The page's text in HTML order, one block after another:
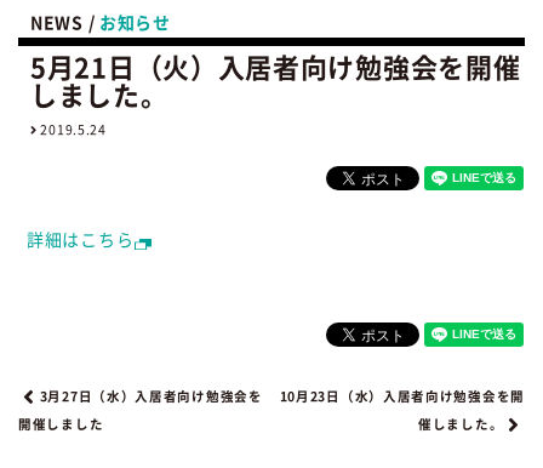
NEWS / お知らせ
5月21日（火）入居者向け勉強会を開催
しました。
2019.5.24
詳細はこちら
3月27日（水）入居者向け勉強会を
開催しました
10月23日（水）入居者向け勉強会を開
催しました。